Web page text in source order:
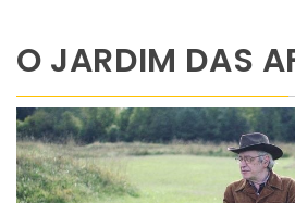
O JARDIM DAS